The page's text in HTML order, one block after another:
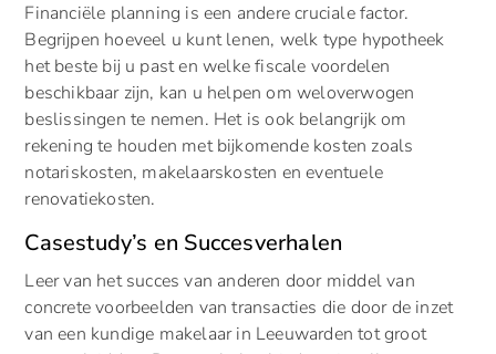
Financiële planning is een andere cruciale factor.
Begrijpen hoeveel u kunt lenen, welk type hypotheek
het beste bij u past en welke fiscale voordelen
beschikbaar zijn, kan u helpen om weloverwogen
beslissingen te nemen. Het is ook belangrijk om
rekening te houden met bijkomende kosten zoals
notariskosten, makelaarskosten en eventuele
renovatiekosten.
Casestudy’s en Succesverhalen
Leer van het succes van anderen door middel van
concrete voorbeelden van transacties die door de inzet
van een kundige makelaar in Leeuwarden tot groot